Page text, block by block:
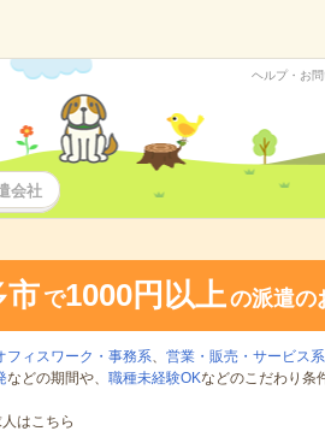
ヘルプ・お
会社
市 で1000円以上の派遣の
フィスワーク・事務系、 営業・販売・サービス系
などの期間や、 職種未経験OKなどのこだわり条
はこちら